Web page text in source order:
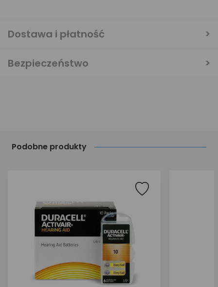
Podobne produkty
Dostawa i płatność
Bezpieczeństwo